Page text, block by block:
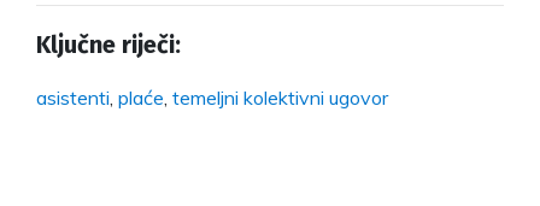
Ključne riječi:
asistenti plaće temeljni kolektivni ugovor